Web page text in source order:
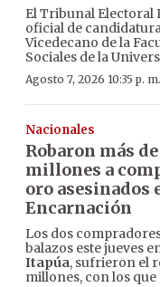
El Tribunal Electoral
oficial de
Vicedecano de la
Sociales de la
Agosto 7, 2026 10:35 p. m.
Nacionales
Robaron más de
millones a
oro asesinados
Encarnación
Los dos
balazos este jueves
Itapúa, sufrieron el
millones, con los